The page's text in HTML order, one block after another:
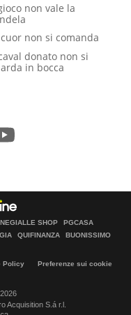
non vale la
non si comanda
donato non si
in bocca
SHOP
PGCASA
QUIFINANZA
BUONISSIMO
Policy
Preferenze sui cookie
Acquisition S.á r.l.